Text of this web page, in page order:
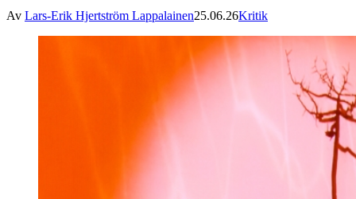
Av Lars-Erik Hjertström Lappalainen25.06.26Kritik